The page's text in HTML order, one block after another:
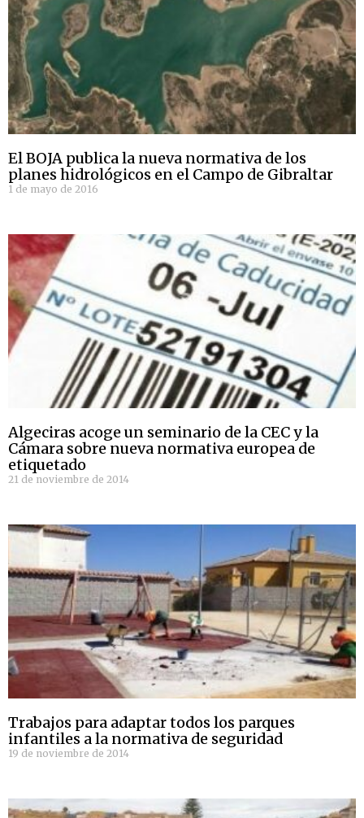
El BOJA publica la nueva normativa de los
planes hidrológicos en el Campo de Gibraltar
1 de mayo de 2016
Algeciras acoge un seminario de la CEC y la
Cámara sobre nueva normativa europea de
etiquetado
21 de noviembre de 2014
Trabajos para adaptar todos los parques
infantiles a la normativa de seguridad
19 de noviembre de 2014